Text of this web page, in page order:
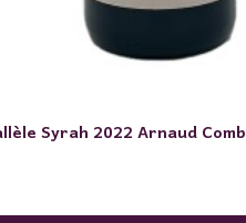
Syrah 2022 Arnaud